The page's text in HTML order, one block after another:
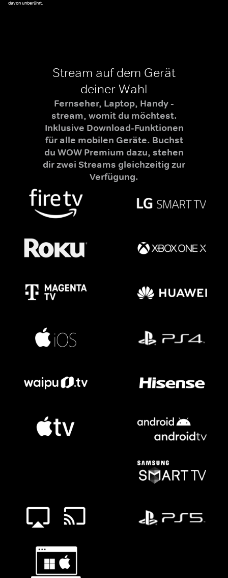
davon unberührt.
Stream auf dem Gerät
deiner Wahl
Fernseher, Laptop, Handy -
stream, womit du möchtest.
Inklusive Download-Funktionen
für alle mobilen Geräte. Buchst
du WOW Premium dazu, stehen
dir zwei Streams gleichzeitig zur
Verfügung.